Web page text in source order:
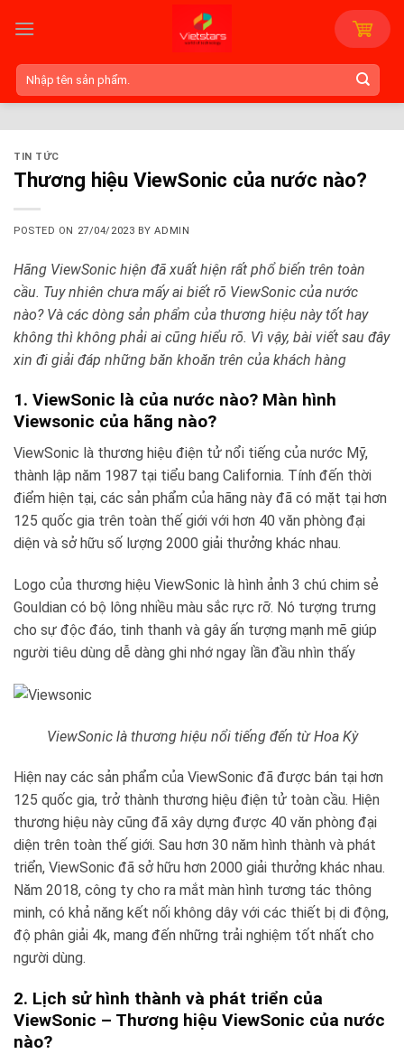
Tìm
kiếm:
TIN TỨC
Thương hiệu ViewSonic của nước nào?
POSTED ON 27/04/2023 BYADMIN
Hãng ViewSonic hiện đã xuất hiện rất phổ biến trên toàn
cầu. Tuy nhiên chưa mấy ai biết rõ ViewSonic của nước
nào? Và các dòng sản phẩm của thương hiệu này tốt hay
không thì không phải ai cũng hiểu rõ. Vì vậy, bài viết sau đây
xin đi giải đáp những băn khoăn trên của khách hàng
1. ViewSonic là của nước nào? Màn hình
Viewsonic của hãng nào?
ViewSonic là thương hiệu điện tử nổi tiếng của nước Mỹ,
thành lập năm 1987 tại tiểu bang California. Tính đến thời
điểm hiện tại, các sản phẩm của hãng này đã có mặt tại hơn
125 quốc gia trên toàn thế giới với hơn 40 văn phòng đại
diện và sở hữu số lượng 2000 giải thưởng khác nhau.
Logo của thương hiệu ViewSonic là hình ảnh 3 chú chim sẻ
Gouldian có bộ lông nhiều màu sắc rực rỡ. Nó tượng trưng
cho sự độc đáo, tinh thanh và gây ấn tượng mạnh mẽ giúp
người tiêu dùng dễ dàng ghi nhớ ngay lần đầu nhìn thấy
ViewSonic là thương hiệu nổi tiếng đến từ Hoa Kỳ
Hiện nay các sản phẩm của ViewSonic đã được bán tại hơn
125 quốc gia, trở thành thương hiệu điện tử toàn cầu. Hiện
thương hiệu này cũng đã xây dựng được 40 văn phòng đại
diện trên toàn thế giới. Sau hơn 30 năm hình thành và phát
triển, ViewSonic đã sở hữu hơn 2000 giải thưởng khác nhau.
Năm 2018, công ty cho ra mắt màn hình tương tác thông
minh, có khả năng kết nối không dây với các thiết bị di động,
độ phân giải 4k, mang đến những trải nghiệm tốt nhất cho
người dùng.
2. Lịch sử hình thành và phát triển của
ViewSonic – Thương hiệu ViewSonic của nước
nào?